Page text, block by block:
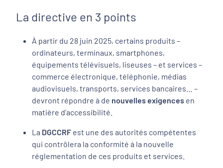
La directive en 3 points
À partir du 28 juin 2025, certains produits –
ordinateurs, terminaux, smartphones,
équipements télévisuels, liseuses – et services –
commerce électronique, téléphonie, médias
audiovisuels, transports, services bancaires…
–
devront répondre à de nouvelles exigences en
matière d’accessibilité.
La DGCCRF est une des autorités compétentes
qui contrôlera la conformité à la nouvelle
réglementation de ces produits et services.